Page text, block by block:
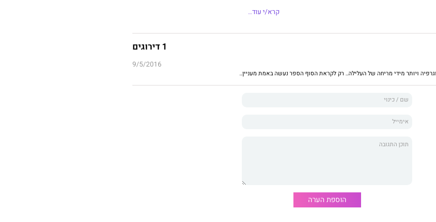
סבתה של קלואי, כדי לקיים הבטחה משפחתית ישנה. רחוק
ג‘וני מצטרף אל קלואי וחבריה במסע מריגה אל וילנה,
אותם בנבכי עברה האפל של היבשת בזמן
בהרמוניה הולכת ומשתבשת, עד שארבעת החברים מוצאים
אירופה, וכמעט ללא פרוטה. כדי לעצור את הסחרור שנקלעו
מהבחור החייכן עם הגיטרה, אבל קלואי כבר אינה
רוצה, לעצור את המערבולת שבליבה. מעתה המסע שלה עם ג‘וני
קרא/י עוד..
1 דירוגים
9/5/2016
ויותר מידי מריחה של העלילה.. רק לקראת הסוף הספר נעשה באמת מעניין..
הוספת הערה